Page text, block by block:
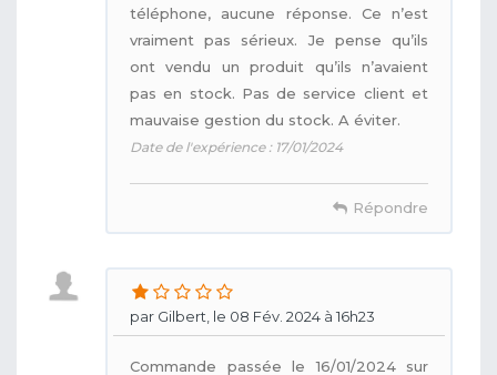
téléphone, aucune réponse. Ce n’est
vraiment pas sérieux. Je pense qu’ils
ont vendu un produit qu’ils n’avaient
pas en stock. Pas de service client et
mauvaise gestion du stock. A éviter.
Date de l'expérience : 17/01/2024
Répondre
par Gilbert, le 08 Fév. 2024 à 16h23
Commande passée le 16/01/2024 sur